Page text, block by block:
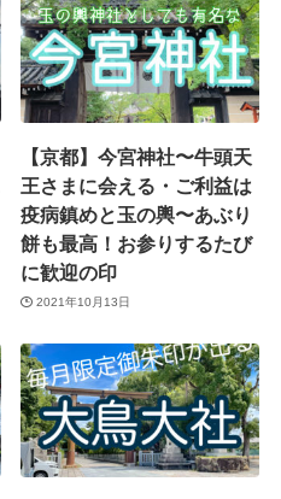
【京都】今宮神社〜牛頭天
王さまに会える・ご利益は
疫病鎮めと玉の輿〜あぶり
餅も最高！お参りするたび
に歓迎の印
2021年10月13日